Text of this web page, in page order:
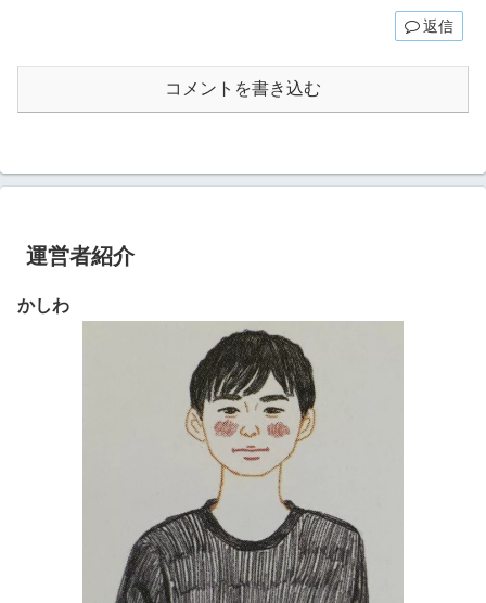
返信
コメントを書き込む
運営者紹介
かしわ